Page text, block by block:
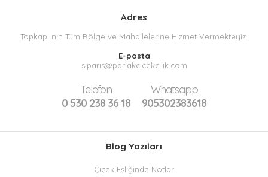
Adres
Topkapı nın Tüm Bölge ve Mahallelerine Hizmet Vermekteyiz.
E-posta
siparis@parlakcicekcilik.com
Telefon
0 530 238 36 18
Whatsapp
905302383618
Blog Yazıları
Çiçek Eşliğinde Notlar